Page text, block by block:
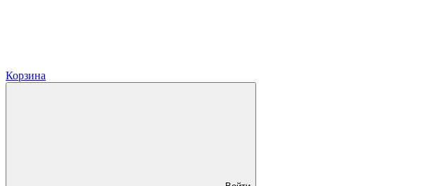
Корзина